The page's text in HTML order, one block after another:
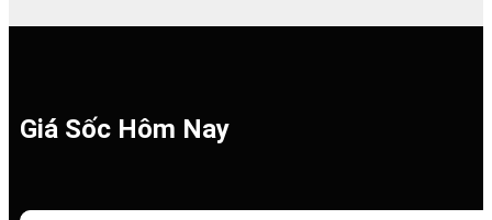
Giá Sốc Hôm Nay